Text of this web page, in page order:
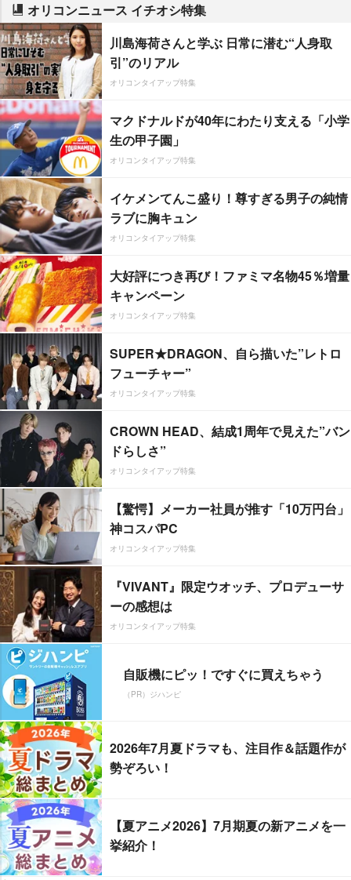
オリコンニュース イチオシ特集
川島海荷さんと学ぶ 日常に潜む“人身取
引”のリアル
オリコンタイアップ特集
マクドナルドが40年にわたり支える「小学
生の甲子園」
オリコンタイアップ特集
イケメンてんこ盛り！尊すぎる男子の純情
ラブに胸キュン
オリコンタイアップ特集
大好評につき再び！ファミマ名物45％増量
キャンペーン
オリコンタイアップ特集
SUPER★DRAGON、自ら描いた”レトロ
フューチャー”
オリコンタイアップ特集
CROWN HEAD、結成1周年で見えた”バン
ドらしさ”
オリコンタイアップ特集
【驚愕】メーカー社員が推す「10万円台」
神コスパPC
オリコンタイアップ特集
『VIVANT』限定ウオッチ、プロデューサ
ーの感想は
オリコンタイアップ特集
自販機にピッ！ですぐに買えちゃう
（PR）ジハンピ
2026年7月夏ドラマも、注目作＆話題作が
勢ぞろい！
【夏アニメ2026】7月期夏の新アニメを一
挙紹介！